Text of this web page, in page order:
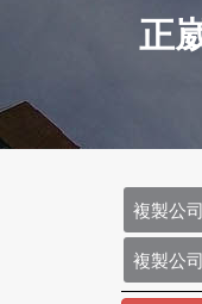
正
複製公
複製公